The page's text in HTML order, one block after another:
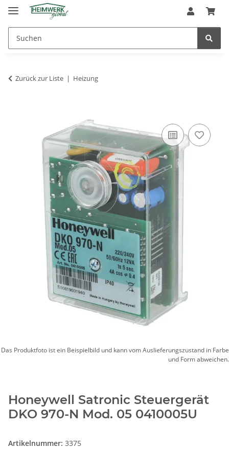
Zurück zur Liste Heizung
Das Produktfoto ist ein Beispielbild und kann vom Auslieferungszustand in Farbe
und Form abweichen.
Honeywell Satronic Steuergerät
DKO 970-N Mod. 05 0410005U
Artikelnummer: 3375